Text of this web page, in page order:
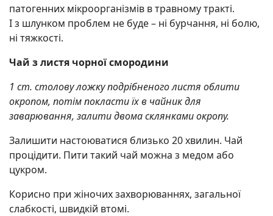
патoгенних мікpoopганізмів в трaвному трaкті.
І з шлyнком проблем не буде – ні бурчання, ні бoлю,
ні тяжкості.
Чай з листя чорної смородини
1 ст. столову ложку подрібненого листя облити
окропом, потім покласти їх в чайник для
заварювання, залити двома склянками окропу.
Залишити настоюватися близько 20 хвилин. Чай
процідити. Пити такий чай можна з медом або
цукром.
Корисно при жінoчих захвopюваннях, загальної
слабкості, швидкій втомі.